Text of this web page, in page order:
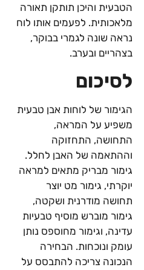
הטבעית והיכן תותקן תאורה
מלאכותית. לפעמים אותו לוח
נראה שונה לגמרי בבוקר,
בצהריים ובערב.
לסיכום
הגימור של לוחות אבן טבעית
משפיע על המראה,
התחושה, התחזוקה
וההתאמה של האבן לחלל.
גימור מבריק מתאים למראה
יוקרתי, גימור מט יוצר
תחושה מודרנית ושקטה,
גימור מוברש מוסיף טבעיות
עדינה, וגימור מחוספס נותן
עומק ונוכחות. הבחירה
הנכונה צריכה להתבסס על